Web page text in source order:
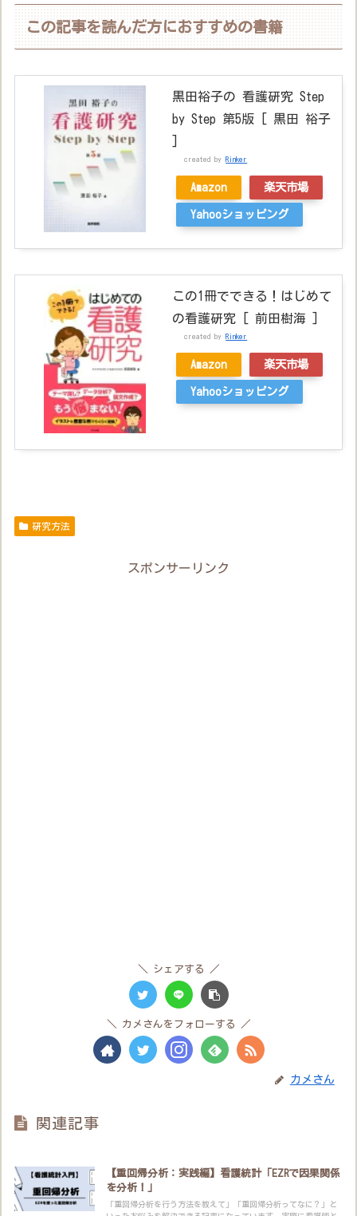
この記事を読んだ方におすすめの書籍
黒田裕子の 看護研究 Step
by Step 第5版 [ 黒田 裕子
created by Rinker
Amazon 楽天市場
Yahooショッピング
この1冊でできる！はじめて
の看護研究 [ 前田樹海 ]
created by Rinker
Amazon 楽天市場
Yahooショッピング
研究方法
スポンサーリンク
シェアする
カメさんをフォローする
カメさん
関連記事
【重回帰分析：実践編】看護統計「EZRで因果関係
を分析！」
「重回帰分析を行う方法を教えて」「重回帰分析ってなに？」と